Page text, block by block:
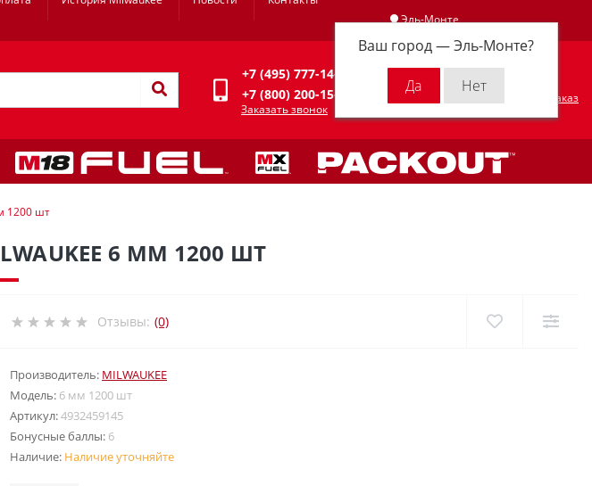
Эль-Монте
Ваш город —Эль-Монте?
Личный кабинет
+7 (495) 777-14-94
+7 (800) 200-15-94
Заказать звонок
Оформить заказ
1200 шт
6 ММ 1200 ШТ
Отзывы: (0)
Производитель: MILWAUKEE
Модель: 6 мм 1200 шт
Артикул:4932459145
Бонусные баллы: 6
Наличие: Наличие уточняйте